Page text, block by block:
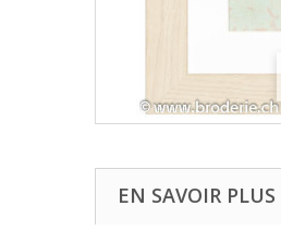
EN SAVOIR PLUS